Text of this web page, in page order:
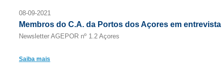
08-09-2021
Membros do C.A. da Portos dos Açores em entrevista
Newsletter AGEPOR nº 1.2 Açores
Saiba mais